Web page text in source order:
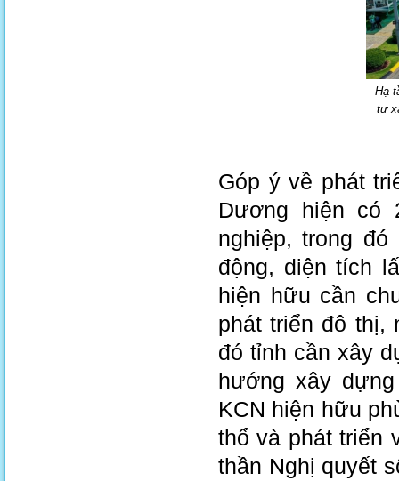
Hạ
tư
Góp ý về phát
Dương hiện có
nghiệp, trong
động, diện tích
hiện hữu cần
phát triển đô thị,
đó tỉnh cần xây
hướng xây
KCN hiện hữu
thổ và phát triển
thần Nghị quyết